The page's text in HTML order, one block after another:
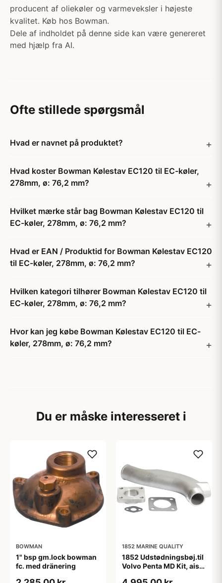
producent af oliekøler og varmeveksler i højeste
kvalitet. Køb hos Bowman.
Dele af indholdet på denne side kan være genereret
med hjælp fra AI.
Ofte stillede spørgsmål
Hvad er navnet på produktet?
Hvad koster Bowman Kølestav EC120 til EC-køler,
278mm, ø: 76,2 mm?
Hvilket mærke står bag Bowman Kølestav EC120 til
EC-køler, 278mm, ø: 76,2 mm?
Hvad er EAN / Produktid for Bowman Kølestav EC120
til EC-køler, 278mm, ø: 76,2 mm?
Hvilken kategori tilhører Bowman Kølestav EC120 til
EC-køler, 278mm, ø: 76,2 mm?
Hvor kan jeg købe Bowman Kølestav EC120 til EC-
køler, 278mm, ø: 76,2 mm?
Du er måske interesseret i
BOWMAN
1" bsp gm.lock bowman
fc. med dränering
1852 MARINE QUALITY
1852 Udstødningsbøj.til
Volvo Penta MD Kit, aisi